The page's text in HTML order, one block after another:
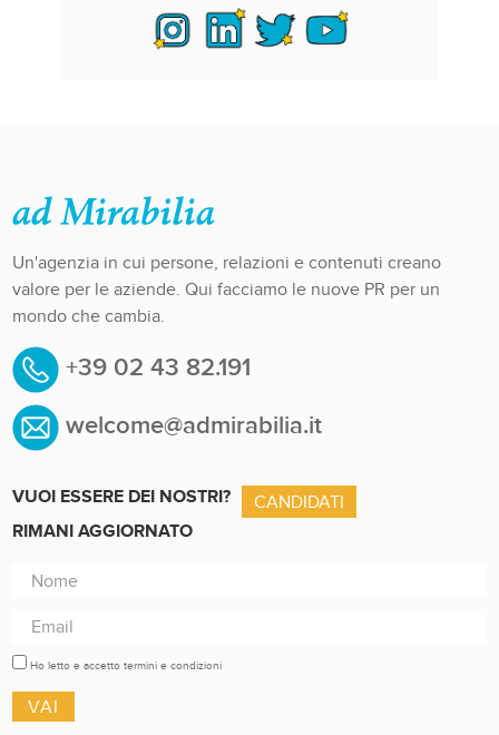
Un'agenzia in cui persone, relazioni e contenuti creano
valore per le aziende. Qui facciamo le nuove PR per un
mondo che cambia.
+39 02 43 82.191
welcome@admirabilia.it
VUOI ESSERE DEI NOSTRI?
CANDIDATI
RIMANI AGGIORNATO
Ho letto e accetto termini e condizioni